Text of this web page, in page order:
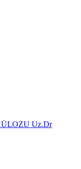
Uz.Dr